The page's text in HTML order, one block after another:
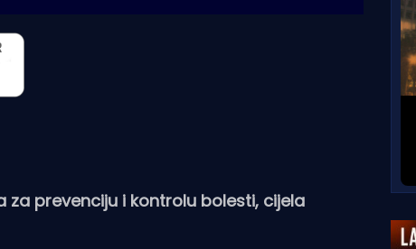
prevenciju i kontrolu bolesti, cijela